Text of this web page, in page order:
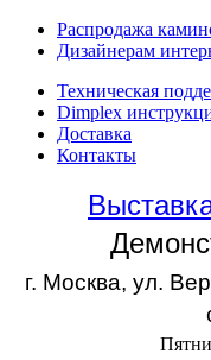
Распродажа
Дизайнерам
Техническая
Dimplex
Доставка
Контакты
г. Москва, ул.